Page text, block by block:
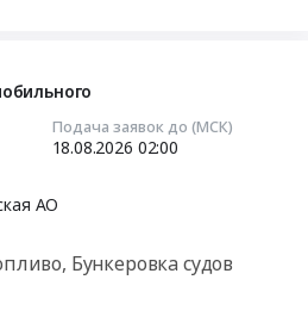
Подача заявок до (МСК)
18.08.2026 02:00
АО
Бункеровка судов